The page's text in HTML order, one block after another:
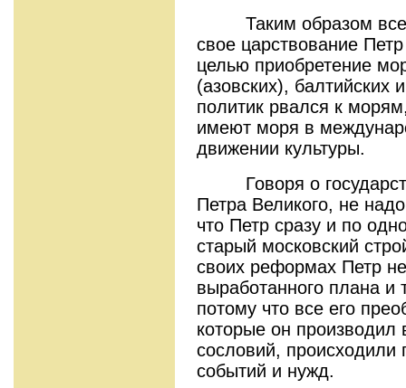
Таким образом все
свое царствование
целью приобретение
(азовских), балтийских
политик рвался к
имеют моря в
движении культуры.
Говоря о
Петра Великого, не
что Петр сразу и по
старый московский
своих реформах Петр
выработанного плана и
потому что все его
которые он производил
сословий,
событий и нужд.